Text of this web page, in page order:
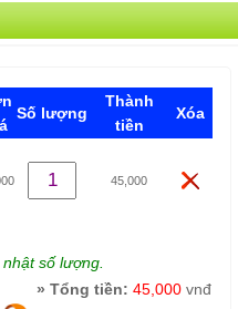
Số lượng
Thành
tiền
Xóa
45,000
số lượng.
» Tổng tiền: 45,000vnđ